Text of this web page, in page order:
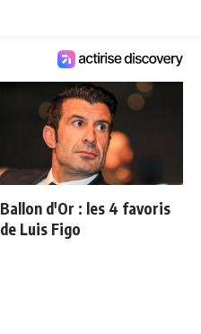
Ballon d'Or : les 4 favoris
de Luis Figo